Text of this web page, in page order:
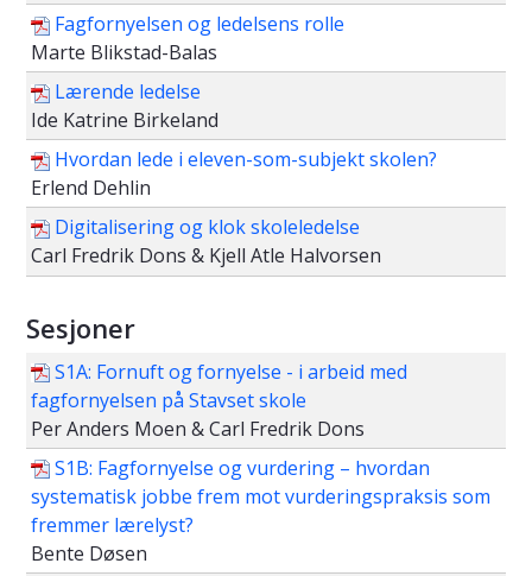
Fagfornyelsen og ledelsens rolle
Marte Blikstad-Balas
Lærende ledelse
Ide Katrine Birkeland
Hvordan lede i eleven-som-subjekt skolen?
Erlend Dehlin
Digitalisering og klok skoleledelse
Carl Fredrik Dons & Kjell Atle Halvorsen
Sesjoner
S1A: Fornuft og fornyelse - i arbeid med
fagfornyelsen på Stavset skole
Per Anders Moen & Carl Fredrik Dons
S1B: Fagfornyelse og vurdering – hvordan
systematisk jobbe frem mot vurderingspraksis som
fremmer lærelyst?
Bente Døsen